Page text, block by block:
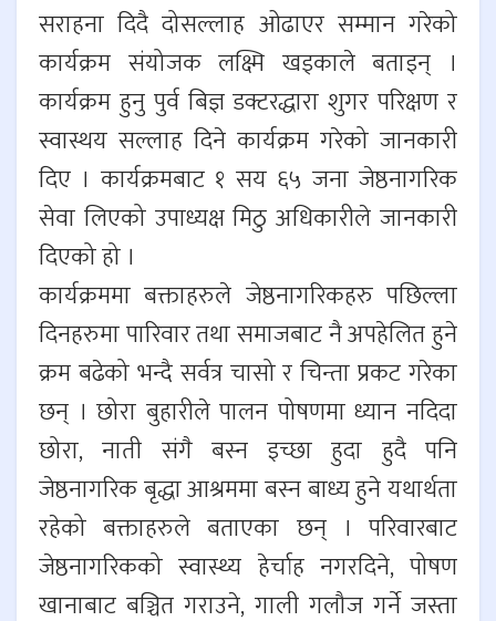
सराहना दिदै दोसल्लाह ओढाएर सम्मान गरेको
कार्यक्रम संयोजक लक्ष्मि खड्काले बताइन् ।
कार्यक्रम हुनु पुर्व बिज्ञ डक्टरद्धारा शुगर परिक्षण र
स्वास्थय सल्लाह दिने कार्यक्रम गरेको जानकारी
दिए । कार्यक्रमबाट १ सय ६५ जना जेष्ठनागरिक
सेवा लिएको उपाध्यक्ष मिठु अधिकारीले जानकारी
दिएको हो ।
कार्यक्रममा बक्ताहरुले जेष्ठनागरिकहरु पछिल्ला
दिनहरुमा पारिवार तथा समाजबाट नै अपहेलित हुने
क्रम बढेको भन्दै सर्वत्र चासो र चिन्ता प्रकट गरेका
छन् । छोरा बुहारीले पालन पोषणमा ध्यान नदिदा
छोरा, नाती संगै बस्न इच्छा हुदा हुदै पनि
जेष्ठनागरिक बृद्धा आश्रममा बस्न बाध्य हुने यथार्थता
रहेको बक्ताहरुले बताएका छन् । परिवारबाट
जेष्ठनागरिकको स्वास्थ्य हेर्चाह नगरदिने, पोषण
खानाबाट बञ्चित गराउने, गाली गलौज गर्ने जस्ता